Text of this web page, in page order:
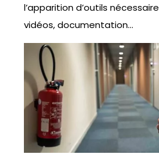
l’apparition d’outils
vidéos, documentation…